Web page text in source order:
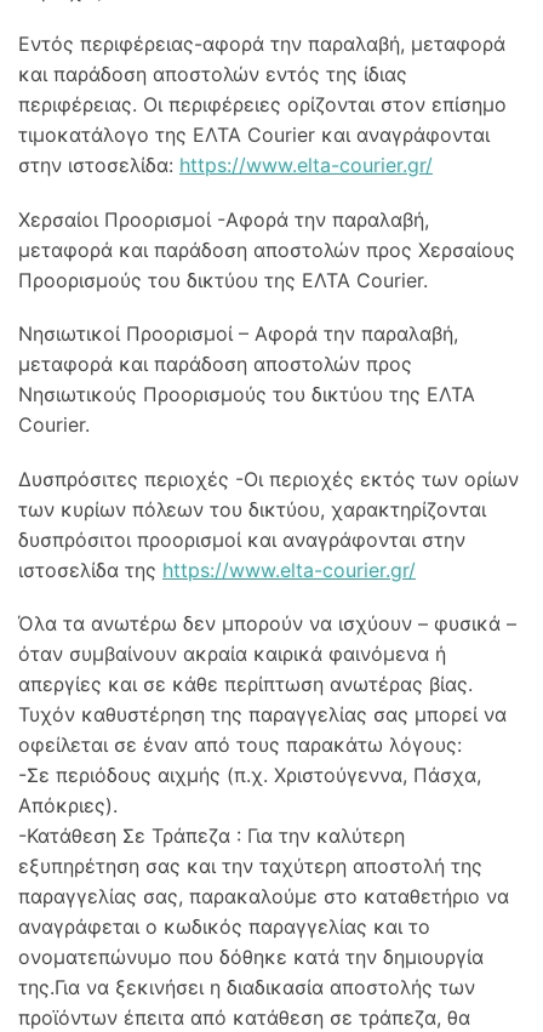
Εντός περιφέρειας-αφορά την παραλαβή, μεταφορά
και παράδοση αποστολών εντός της ίδιας
περιφέρειας. Οι περιφέρειες ορίζονται στον επίσημο
τιμοκατάλογο της ΕΛΤΑ Courier και αναγράφονται
στην ιστοσελίδα: https://www.elta-courier.gr/
Χερσαίοι Προορισμοί -Αφορά την παραλαβή,
μεταφορά και παράδοση αποστολών προς Χερσαίους
Προορισμούς του δικτύου της ΕΛΤΑ Courier.
Νησιωτικοί Προορισμοί – Αφορά την παραλαβή,
μεταφορά και παράδοση αποστολών προς
Νησιωτικούς Προορισμούς του δικτύου της ΕΛΤΑ
Courier.
Δυσπρόσιτες περιοχές -Οι περιοχές εκτός των ορίων
των κυρίων πόλεων του δικτύου, χαρακτηρίζονται
δυσπρόσιτοι προορισμοί και αναγράφονται στην
ιστοσελίδα της https://www.elta-courier.gr/
Όλα τα ανωτέρω δεν μπορούν να ισχύουν – φυσικά –
όταν συμβαίνουν ακραία καιρικά φαινόμενα ή
απεργίες και σε κάθε περίπτωση ανωτέρας βίας.
Τυχόν καθυστέρηση της παραγγελίας σας μπορεί να
οφείλεται σε έναν από τους παρακάτω λόγους:
-Σε περιόδους αιχμής (π.χ. Χριστούγεννα, Πάσχα,
Απόκριες).
-Κατάθεση Σε Τράπεζα : Για την καλύτερη
εξυπηρέτηση σας και την ταχύτερη αποστολή της
παραγγελίας σας, παρακαλούμε στο καταθετήριο να
αναγράφεται ο κωδικός παραγγελίας και το
ονοματεπώνυμο που δόθηκε κατά την δημιουργία
της.Για να ξεκινήσει η διαδικασία αποστολής των
προϊόντων έπειτα από κατάθεση σε τράπεζα, θα